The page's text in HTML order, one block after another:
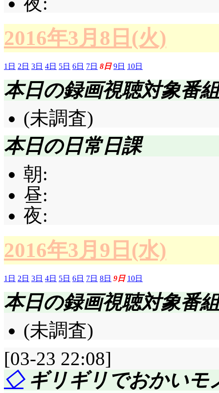
2016年3月8日(火)
1日 2日 3日 4日 5日 6日 7日 8日 9日 10日
本日の録画視聴対象番組
(未調査)
本日の日常日課
朝:
昼:
夜:
2016年3月9日(水)
1日 2日 3日 4日 5日 6日 7日 8日 9日 10日
本日の録画視聴対象番組
(未調査)
[03-23 22:08]
◇ギリギリでおかいモ